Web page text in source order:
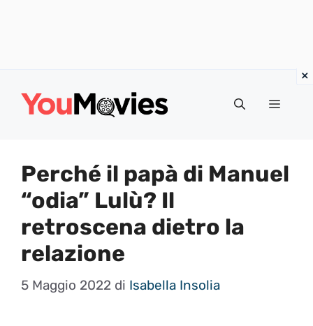
Menu
Perché il papà di Manuel
“odia” Lulù? Il
retroscena dietro la
relazione
5 Maggio 2022 di Isabella Insolia